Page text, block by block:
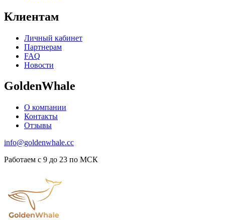
Клиентам
Личный кабинет
Партнерам
FAQ
Новости
GoldenWhale
О компании
Контакты
Отзывы
info@goldenwhale.cc
Работаем с 9 до 23 по МСК